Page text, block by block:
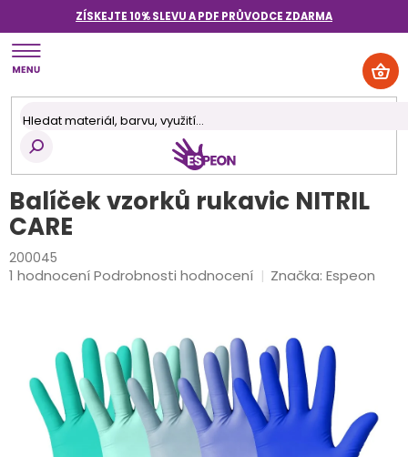
obsah
ZÍSKEJTE 10% SLEVU A PDF PRŮVODCE ZDARMA
Balíček vzorků rukavic NITRIL
CARE
200045
Průměrné
hvězdiček.
1 hodnoceníPodrobnosti hodnocení Značka:Espeon